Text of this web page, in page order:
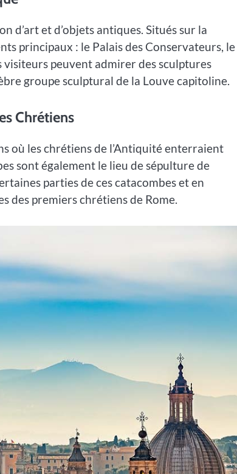
d’art et d’objets antiques. Situés sur la
principaux : le Palais des Conservateurs, le
visiteurs peuvent admirer des sculptures
groupe sculptural de la Louve capitoline.
Chrétiens
où les chrétiens de l’Antiquité enterraient
sont également le lieu de sépulture de
parties de ces catacombes et en
des premiers chrétiens de Rome.